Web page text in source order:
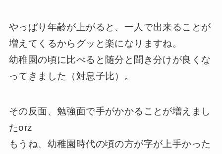
やっぱり年齢が上がると、一人で出来ることが
増えてくるからグッと楽になりますね。
幼稚園の頃に比べると随分と聞き分けが良くな
ってきました（対息子比）。
その反面、勉強面で手がかかることが増えまし
たorz
もうね、幼稚園時代の頃の方が字が上手かった